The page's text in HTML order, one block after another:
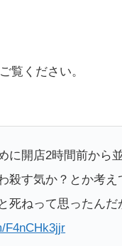
覧ください。
に開店2時間前から
殺す気か？とか考
死ねって思ったん
F4nCHk3jjr